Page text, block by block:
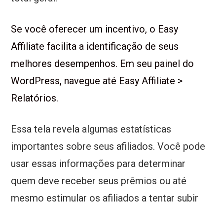
Se você oferecer um incentivo, o Easy
Affiliate facilita a identificação de seus
melhores desempenhos. Em seu painel do
WordPress, navegue até Easy Affiliate >
Relatórios.
Essa tela revela algumas estatísticas
importantes sobre seus afiliados. Você pode
usar essas informações para determinar
quem deve receber seus prêmios ou até
mesmo estimular os afiliados a tentar subir